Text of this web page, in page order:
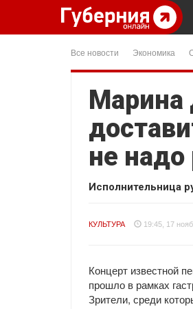
Все новости Экономика
Марина
не
Исполнительница
КУЛЬТУРА 19:45, 17
Концерт известной
прошло в рамках
Зрители, среди